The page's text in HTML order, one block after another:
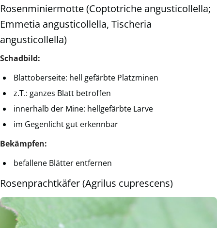
Rosenminiermotte (Coptotriche angusticollella;
Emmetia angusticollella, Tischeria
angusticollella)
Schadbild:
Blattoberseite: hell gefärbte Platzminen
z.T.: ganzes Blatt betroffen
innerhalb der Mine: hellgefärbte Larve
im Gegenlicht gut erkennbar
Bekämpfen:
befallene Blätter entfernen
Rosenprachtkäfer (Agrilus cuprescens)